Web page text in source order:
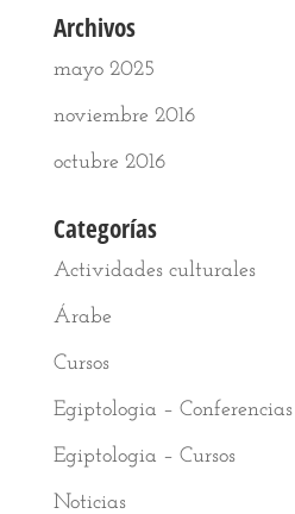
Archivos
mayo 2025
noviembre 2016
octubre 2016
Categorías
Actividades culturales
Árabe
Cursos
Egiptologia – Conferencias
Egiptologia – Cursos
Noticias